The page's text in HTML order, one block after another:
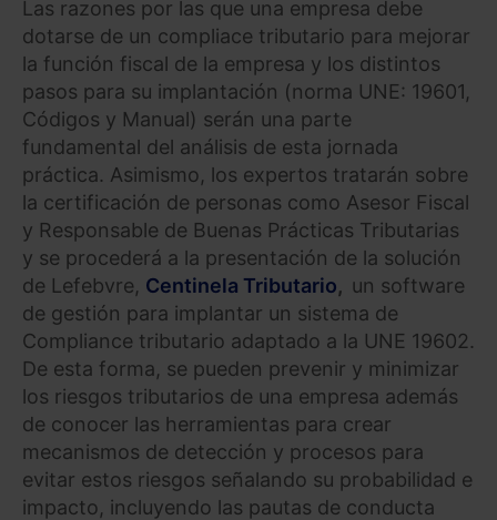
Las razones por las que una empresa debe
dotarse de un compliace tributario para mejorar
la función fiscal de la empresa y los distintos
pasos para su implantación (norma UNE: 19601,
Códigos y Manual) serán una parte
fundamental del análisis de esta jornada
práctica. Asimismo, los expertos tratarán sobre
la certificación de personas como Asesor Fiscal
y Responsable de Buenas Prácticas Tributarias
y se procederá a la presentación de la solución
de Lefebvre, Centinela Tributario, un software
de gestión para implantar un sistema de
Compliance tributario adaptado a la UNE 19602.
De esta forma, se pueden prevenir y minimizar
los riesgos tributarios de una empresa además
de conocer las herramientas para crear
mecanismos de detección y procesos para
evitar estos riesgos señalando su probabilidad e
impacto, incluyendo las pautas de conducta